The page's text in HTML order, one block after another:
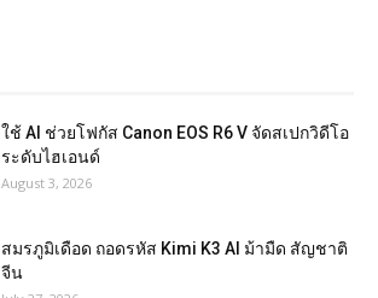
ใช้ AI ช่วยโฟกัส Canon EOS R6 V จัดสเปกวิดีโอ
ระดับไฮเอนด์
August 3, 2026
สมรภูมิเดือด ถอดรหัส Kimi K3 AI ม้ามืด สัญชาติ
จีน